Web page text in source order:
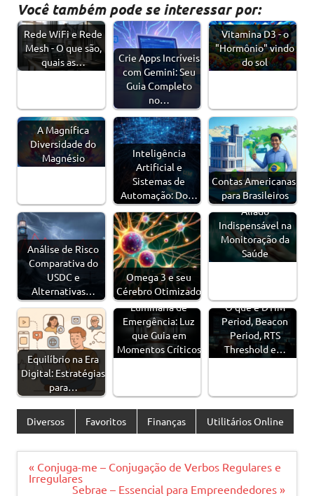
Você também pode se interessar por:
Rede WiFi e Rede
Mesh - O que são,
quais as…
Crie Apps Incríveis
com Gemini: Seu
Guia Completo
no…
Vitamina D3 - o
"Hormônio" vindo
do sol
A Magnífica
Diversidade do
Magnésio
Inteligência
Artificial e
Sistemas de
Automação: Do…
Contas Americanas,
para Brasileiros
Análise de Risco
Comparativa do
USDC e
Alternativas…
Omega 3 e seu
Cérebro Otimizado
Oxímetro - Um
Aliado
Indispensável na
Monitoração da
Saúde
Equilíbrio na Era
Digital: Estratégias
para…
Luminária de
Emergência: Luz
que Guia em
Momentos Críticos
O que é DTIM
Period, Beacon
Period, RTS
Threshold e…
Diversos Favoritos Finanças Utilitários Online
Navegação
de
Post
« Conjuga-me – Conjugação de Verbos Regulares e
Irregulares
Sebrae – Essencial para Empreendedores »